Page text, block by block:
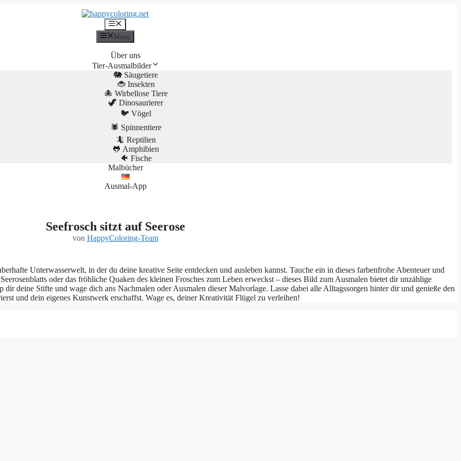
Menü
Über uns
Tier-Ausmalbilder
🐘 Säugetiere
🐞 Insekten
🐙 Wirbellose Tiere
🦖 Dinosaurierer
🐦 Vögel
🕷️ Spinnentiere
🦎 Reptilien
🐸 Amphibien
🐠 Fische
Malbücher
Ausmal-App
Seefrosch sitzt auf Seerose
von HappyColoring-Team
Unterwasserwelt, in der du deine kreative Seite entdecken und ausleben kannst. Tauche ein in dieses farbenfrohe Abenteuer und
oder das fröhliche Quaken des kleinen Frosches zum Leben erweckst – dieses Bild zum Ausmalen bietet dir unzählige
deine Stifte und wage dich ans Nachmalen oder Ausmalen dieser Malvorlage. Lasse dabei alle Alltagssorgen hinter dir und genieße den
und dein eigenes Kunstwerk erschaffst. Wage es, deiner Kreativität Flügel zu verleihen!